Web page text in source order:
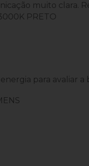
muito clara.
PRETO
para avaliar